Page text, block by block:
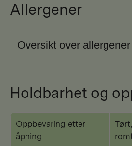
Allergener
Oversikt over allergener
Holdbarhet og
Oppbevaring etter
åpning